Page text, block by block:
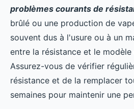
problèmes courants de
brûlé ou une production de
souvent dus à l'usure ou à un
entre la résistance et le
Assurez-vous de vérifier
résistance et de la remplacer
semaines pour maintenir une